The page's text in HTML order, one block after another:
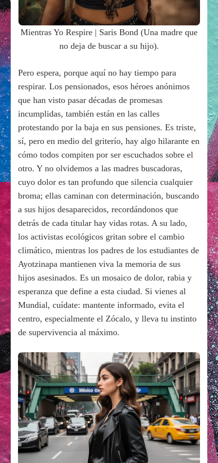
Mientras Yo Respire | Saris Bond (Una madre que
no deja de buscar a su hijo).
Pero espera, porque aquí no hay tiempo para
respirar. Los pensionados, esos héroes anónimos
que han visto pasar décadas de promesas
incumplidas, también están en las calles
protestando por la baja en sus pensiones. Es triste,
sí, pero en medio del griterío, hay algo hilarante en
cómo todos compiten por ser escuchados sobre el
otro. Y no olvidemos a las madres buscadoras,
cuyo dolor es tan profundo que silencia cualquier
broma; ellas caminan con determinación, buscando
a sus hijos desaparecidos, recordándonos que
detrás de cada titular hay vidas rotas. A su lado,
los activistas ecológicos gritan sobre el cambio
climático, mientras los padres de los estudiantes de
Ayotzinapa mantienen viva la memoria de sus
hijos asesinados. Es un mosaico de dolor, rabia y
esperanza que define a esta ciudad. Si vienes al
Mundial, cuídate: mantente informado, evita el
centro, especialmente el Zócalo, y lleva tu instinto
de supervivencia al máximo.